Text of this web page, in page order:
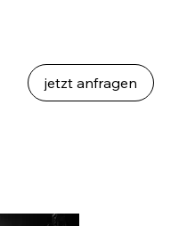
jetzt anfragen